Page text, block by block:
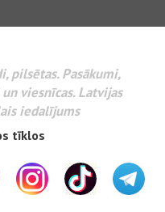
pilsētas. Pasākumi,
viesnīcas. Latvijas
iedalījums
tīklos